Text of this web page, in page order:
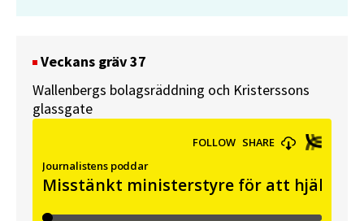
Veckans gräv 37
Wallenbergs bolagsräddning och Kristerssons
glassgate